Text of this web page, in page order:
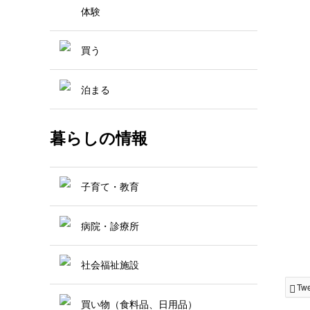
体験
買う
泊まる
暮らしの情報
子育て・教育
病院・診療所
社会福祉施設
買い物（食料品、日用品）